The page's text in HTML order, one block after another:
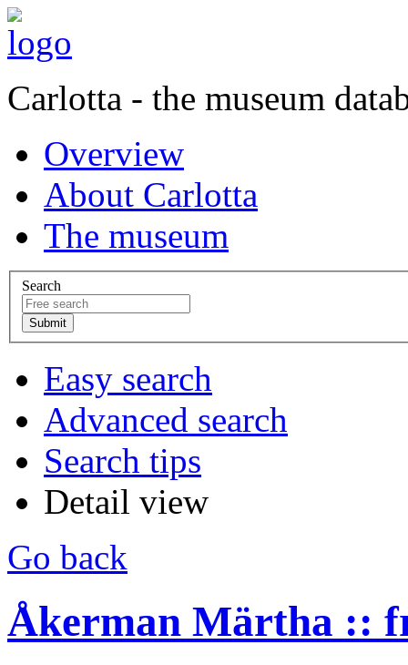
Carlotta - the museum
Overview
About Carlotta
The museum
Search
Easy search
Advanced search
Search tips
Detail view
Go back
Åkerman Märtha ::